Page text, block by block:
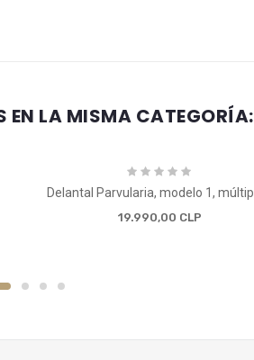
EN LA MISMA CATEGORÍA:
19.990,00 CLP